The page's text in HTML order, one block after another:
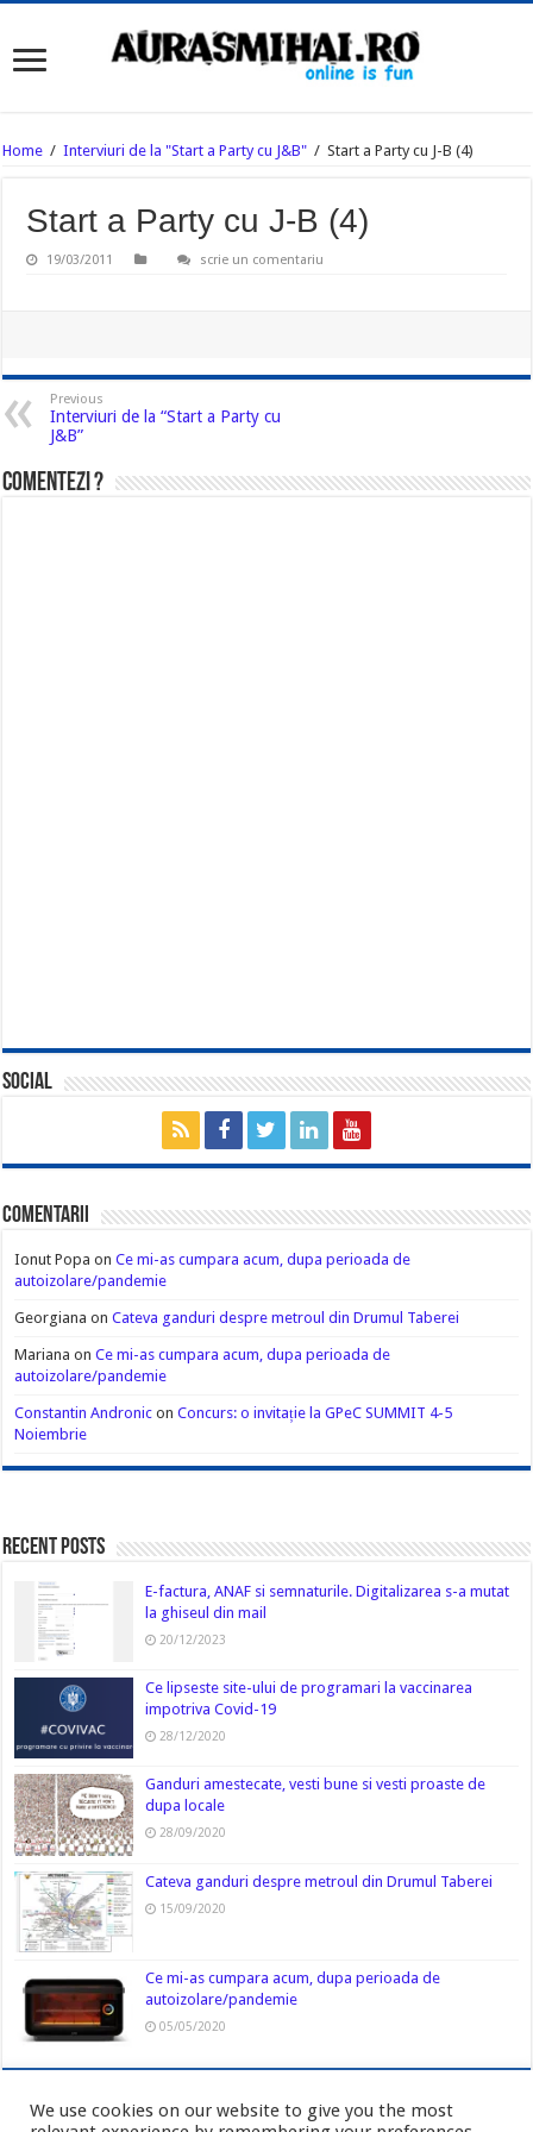
Home / Interviuri de la "Start a Party cu J&B" / Start a Party cu J-B (4)
Start a Party cu J-B (4)
19/03/2011 scrie un comentariu
Previous
Interviuri de la “Start a Party cu
J&B”
Comentezi ?
Social
Comentarii
Ionut Popa onCe mi-as cumpara acum, dupa perioada de
autoizolare/pandemie
Georgiana onCateva ganduri despre metroul din Drumul Taberei
Mariana onCe mi-as cumpara acum, dupa perioada de
autoizolare/pandemie
Constantin Andronic onConcurs: o invitație la GPeC SUMMIT 4-5
Noiembrie
Recent Posts
E-factura, ANAF si semnaturile. Digitalizarea s-a mutat
la ghiseul din mail
20/12/2023
Ce lipseste site-ului de programari la vaccinarea
impotriva Covid-19
28/12/2020
Ganduri amestecate, vesti bune si vesti proaste de
dupa locale
28/09/2020
Cateva ganduri despre metroul din Drumul Taberei
15/09/2020
Ce mi-as cumpara acum, dupa perioada de
autoizolare/pandemie
05/05/2020
We use cookies on our website to give you the most